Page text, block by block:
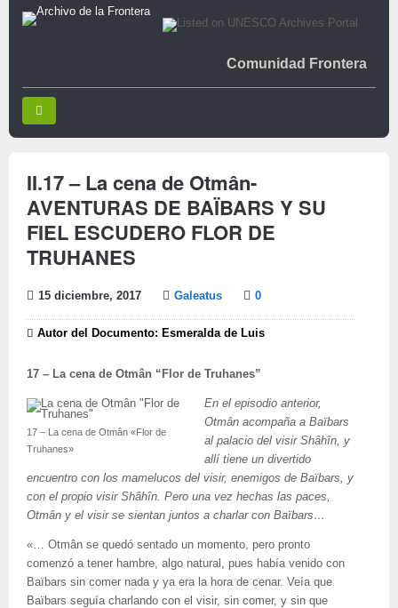
Comunidad Frontera
II.17 – La cena de Otmân-
AVENTURAS DE BAÏBARS Y SU
FIEL ESCUDERO FLOR DE
TRUHANES
15 diciembre, 2017 Galeatus 0
Autor del Documento: Esmeralda de Luis
17 – La cena de Otmân “Flor de Truhanes”
17 – La cena de Otmân «Flor de
Truhanes»
En el episodio anterior,
Otmân acompaña a Baïbars
al palacio del visir Shâhîn, y
allí tiene un divertido
encuentro con los mamelucos del visir, enemigos de Baïbars, y
con el propio visir Shâhîn. Pero una vez hechas las paces,
Otmân y el visir se sientan juntos a charlar con Baïbars…
«… Otmân se quedó sentado un momento, pero pronto
comenzó a tener hambre, algo natural, pues había venido con
Baïbars sin comer nada y ya era la hora de cenar. Veía que
Baïbars seguía charlando con el visir, sin comer, y sin que